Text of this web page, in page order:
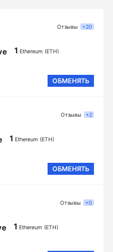
1 Ethereum (ETH)
ОБМЕНЯТЬ
Отзывы +20
1 Ethereum (ETH)
ОБМЕНЯТЬ
Отзывы +2
1 Ethereum (ETH)
Отзывы +0